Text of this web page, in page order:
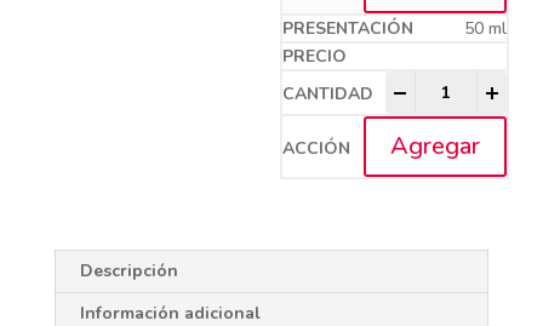
50 ml
-
Agregar
Descripción
Información adicional